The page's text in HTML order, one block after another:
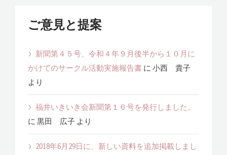
ご意見と提案
新聞第４５号、令和４年９月後半から１０月に
かけてのサークル活動実施報告書 に 小西 貴子
より
福井いきいき会新聞第１６号を発行しました。
に 黒田 広子 より
2018年6月29日に、新しい資料を追加掲載しまし